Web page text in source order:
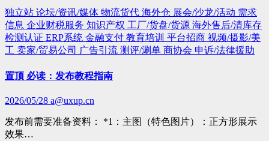
独立站 论坛/资讯/媒体 物流货代 海外仓 展会/沙龙/活动 需求
信息 企业财税服务 知识产权 工厂/货盘/货源 海外售后/清库存
检测认证 ERP系统 金融支付 教育培训 平台招商 视频/摄影/美
工 卖家/贸易公司 广告引流 测评/涮单 商协会 申诉/法律援助
置顶 必读：发布教程指南
2026/05/28 a@uxup.cn
发布前需要准备资料： *1：主图（特色图片）：正方形展示
效果…